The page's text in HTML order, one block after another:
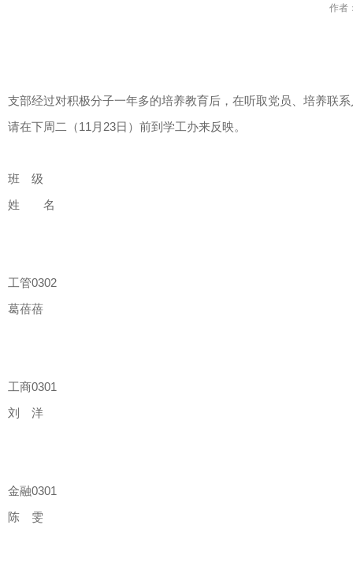
作者
支部经过对积极分子一年多的培养教育后，在听取党员、培养联
请在下周二（11 月 23日 ）前到学工办来反映。
班 级
姓 名
工管0302
葛蓓蓓
工商0301
刘 洋
金融0301
陈 雯